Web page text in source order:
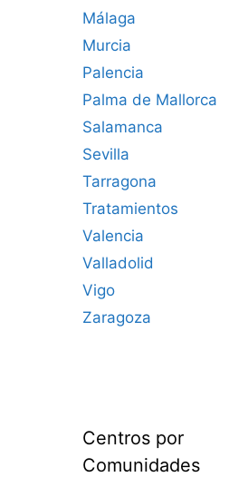
Málaga
Murcia
Palencia
Palma de Mallorca
Salamanca
Sevilla
Tarragona
Tratamientos
Valencia
Valladolid
Vigo
Zaragoza
Centros por
Comunidades